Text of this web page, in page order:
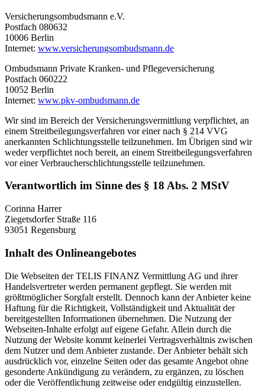
Versicherungsombudsmann e.V.
Postfach 080632
10006 Berlin
Internet: www.versicherungsombudsmann.de
Ombudsmann Private Kranken- und Pflegeversicherung
Postfach 060222
10052 Berlin
Internet: www.pkv-ombudsmann.de
Wir sind im Bereich der Versicherungsvermittlung verpflichtet, an
einem Streitbeilegungsverfahren vor einer nach § 214 VVG
anerkannten Schlichtungsstelle teilzunehmen. Im Übrigen sind wir
weder verpflichtet noch bereit, an einem Streitbeilegungsverfahren
vor einer Verbraucherschlichtungsstelle teilzunehmen.
Verantwortlich im Sinne des § 18 Abs. 2 MStV
Corinna Harrer
Ziegetsdorfer Straße 116
93051 Regensburg
Inhalt des Onlineangebotes
Die Webseiten der TELIS FINANZ Vermittlung AG und ihrer
Handelsvertreter werden permanent gepflegt. Sie werden mit
größtmöglicher Sorgfalt erstellt. Dennoch kann der Anbieter keine
Haftung für die Richtigkeit, Vollständigkeit und Aktualität der
bereitgestellten Informationen übernehmen. Die Nutzung der
Webseiten-Inhalte erfolgt auf eigene Gefahr. Allein durch die
Nutzung der Website kommt keinerlei Vertragsverhältnis zwischen
dem Nutzer und dem Anbieter zustande. Der Anbieter behält sich
ausdrücklich vor, einzelne Seiten oder das gesamte Angebot ohne
gesonderte Ankündigung zu verändern, zu ergänzen, zu löschen
oder die Veröffentlichung zeitweise oder endgültig einzustellen.